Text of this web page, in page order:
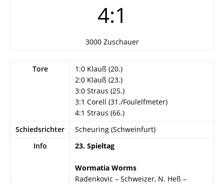
4:1
3000 Zuschauer
Tore
1:0 Klauß (20.)
2:0 Klauß (23.)
3:0 Straus (25.)
3:1 Corell (31./Foulelfmeter)
4:1 Straus (66.)
Schiedsrichter
Scheuring (Schweinfurt)
Info
23. Spieltag
Wormatia Worms
Radenkovic – Schweizer, N. Heß –